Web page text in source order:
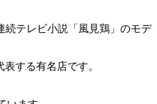
続テレビ小説「風見鶏」のモデ
する有名店です。